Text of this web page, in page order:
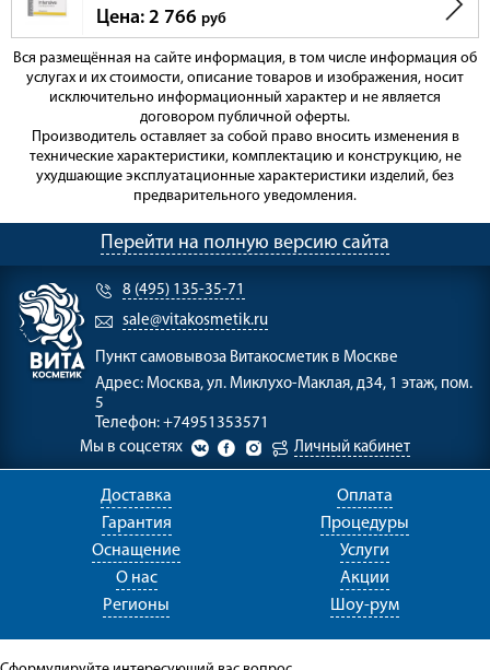
Цена: 2 766 руб
Вся размещённая на сайте информация, в том числе информация об
услугах и их стоимости, описание товаров и изображения, носит
исключительно информационный характер и не является
договором публичной оферты.
Производитель оставляет за собой право вносить изменения в
технические характеристики, комплектацию и конструкцию, не
ухудшающие эксплуатационные характеристики изделий, без
предварительного уведомления.
Перейти на полную версию сайта
8 (495) 135-35-71
sale@vitakosmetik.ru
Пункт самовывоза Витакосметик в Москве
Адрес: Москва, ул. Миклухо-Маклая, д34, 1 этаж, пом.
5
Телефон: +74951353571
Мы в соцсетях
Личный кабинет
Доставка
Оплата
Гарантия
Процедуры
Оснащение
Услуги
О нас
Акции
Регионы
Шоу-рум